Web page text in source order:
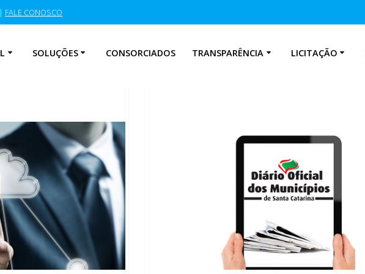
| FALE CONOSCO
SOLUÇÕES CONSORCIADOS TRANSPARÊNCIA LICITAÇÃO